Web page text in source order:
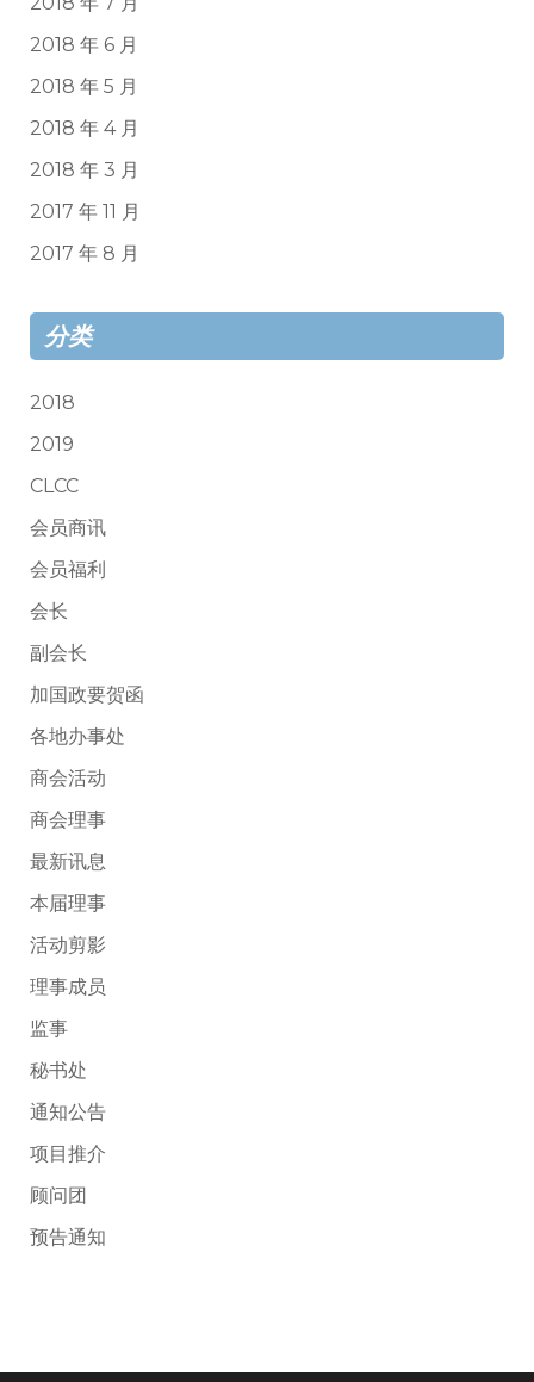
2018 年 6 月
2018 年 5 月
2018 年 4 月
2018 年 3 月
2017 年 11 月
2017 年 8 月
分类
2018
2019
CLCC
会员商讯
会员福利
会长
副会长
加国政要贺函
各地办事处
商会活动
商会理事
最新讯息
本届理事
活动剪影
理事成员
监事
秘书处
通知公告
项目推介
顾问团
预告通知